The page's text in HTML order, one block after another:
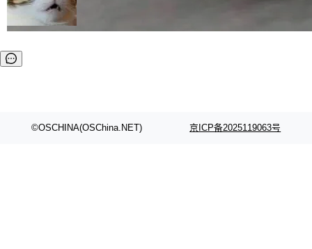
理解大规模代码仓时面临显著"代码仓理解"瓶颈。 代码仓深度理解
服务（以下简称" CodeBase深度理解服务"）是华为云码道（Code
短剧部门，有互联网大厂背景。在公司内部架构
调整期间，部门三次通知全员将数据从A集群迁
数据。2024年9月3日下午4点，他使用此前登录
发现异常并中止进程时，89TB数据已经没了。
©OSCHINA(OSChina.NET) 京ICP备2025119063号